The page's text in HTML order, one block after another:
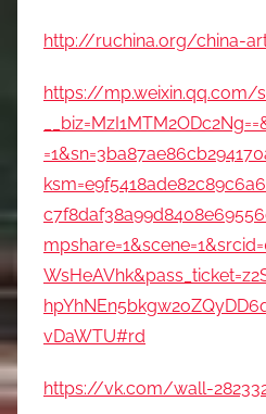
http://ruchina.org/china-
https://mp.weixin.qq.com/
vDaWTU#rd
https://vk.com/wall-